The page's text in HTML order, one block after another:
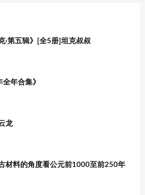
·第五辑》[全5册]坦克叔叔
全年合集》
龙
材料的角度看公元前1000至前250年